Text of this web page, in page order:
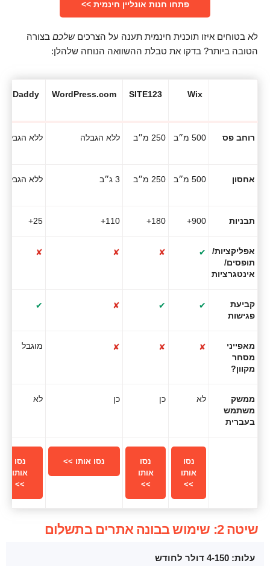
פתחו חנות אונליין חינמית >>
לא בטוחים איזו תוכנית חינמית תענה על הצרכיםשלכם בצורה
הטובה ביותר? בדקו את טבלת ההשוואה הנוחה שלהלן:
Wix
SITE123
WordPress.com
GoDaddy
רוחב פס 500 מ״ב 250 מ״ב ללא הגבלה ללא הגבלה
אחסון 500 מ״ב 250 מ״ב 3 ג״ב ללא הגבלה
תבניות 900+
180+
110+
25+
אפליקציות/
תופסים/
אינטגרציות
✔
✘
✘
✘
קביעת
פגישות
✔
✔
✘
✔
מאפייני
מסחר
מקוון?
✘
✘
✘ מוגבל
ממשק
משתמש
בעברית
לא כן כן לא
נסו
אותו
>>
נסו
אותו
>>
נסו אותו >>
נסו
אותו
>>
שיטה 2: שימוש בבונה אתרים בתשלום
עלות: 4-150 דולר לחודש